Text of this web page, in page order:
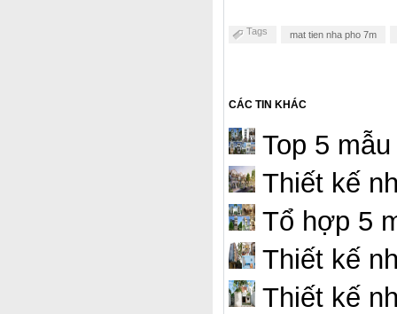
Tags mat tien nha pho 7m
CÁC TIN KHÁC
Top 5
Thiết kế
Tổ hợp 5
Thiết kế
Thiết kế